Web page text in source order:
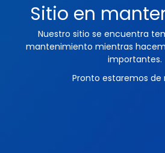
Sitio en
Nuestro sitio se encuentra
mantenimiento mientras
importantes.
Pronto estaremos de